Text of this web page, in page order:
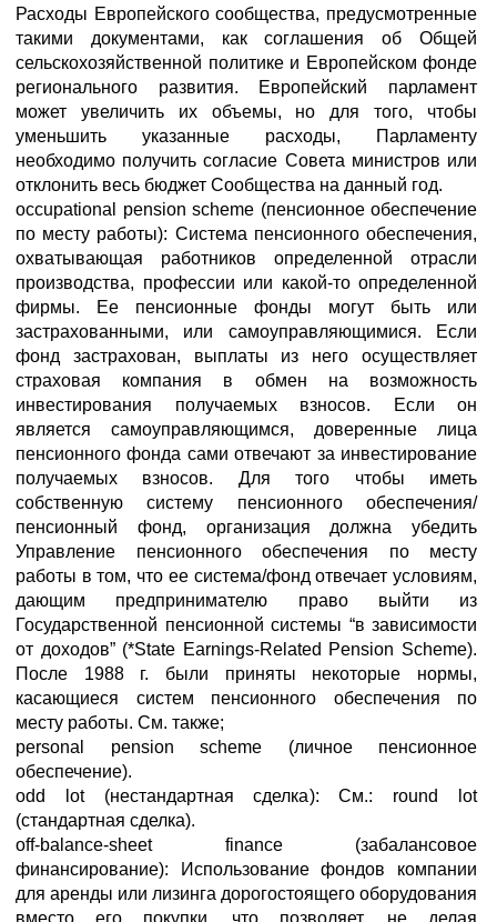
Расходы Европейского сообщества, предусмотренные
такими документами, как соглашения об Общей
сельскохозяйственной политике и Европейском фонде
регионального развития. Европейский парламент
может увеличить их объемы, но для того, чтобы
уменьшить указанные расходы, Парламенту
необходимо получить согласие Совета министров или
отклонить весь бюджет Сообщества на данный год.
occupational pension scheme (пенсионное обеспечение
по месту работы): Система пенсионного обеспечения,
охватывающая работников определенной отрасли
производства, профессии или какой-то определенной
фирмы. Ее пенсионные фонды могут быть или
застрахованными, или самоуправляющимися. Если
фонд застрахован, выплаты из него осуществляет
страховая компания в обмен на возможность
инвестирования получаемых взносов. Если он
является самоуправляющимся, доверенные лица
пенсионного фонда сами отвечают за инвестирование
получаемых взносов. Для того чтобы иметь
собственную систему пенсионного обеспечения/
пенсионный фонд, организация должна убедить
Управление пенсионного обеспечения по месту
работы в том, что ее система/фонд отвечает условиям,
дающим предпринимателю право выйти из
Государственной пенсионной системы “в зависимости
от доходов” (*State Earnings-Related Pension Scheme).
После 1988 г. были приняты некоторые нормы,
касающиеся систем пенсионного обеспечения по
месту работы. См. также;
personal pension scheme (личное пенсионное
обеспечение).
odd lot (нестандартная сделка): См.: round lot
(стандартная сделка).
off-balance-sheet finance (забалансовое
финансирование): Использование фондов компании
для аренды или лизинга дорогостоящего оборудования
вместо его покупки, что позволяет, не делая